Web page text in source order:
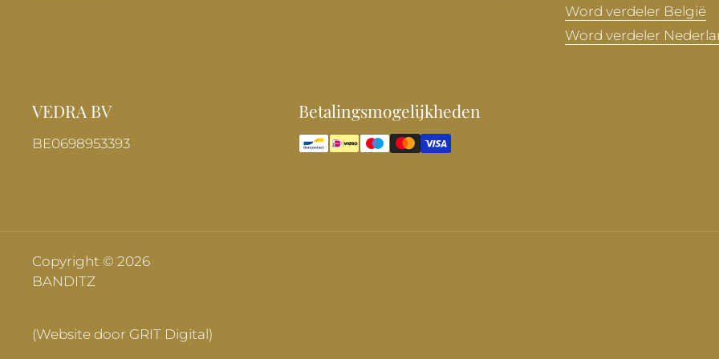
Word verdeler België
Word verdeler
VEDRA BV
BE0698953393
Betalingsmogelijkheden
Copyright © 2026
BANDITZ
(Website door GRIT Digital)